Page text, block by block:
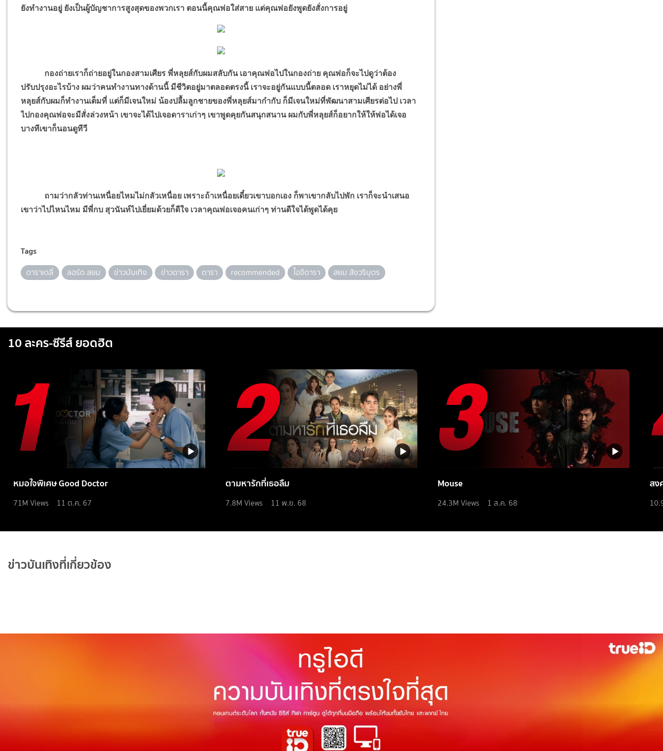
ยังทำงานอยู่ ยังเป็นผู้บัญชาการสูงสุดของพวกเรา ตอนนี้คุณพ่อใส่สาย แต่คุณพ่อยังพูดยังสั่งการอยู่
กองถ่ายเราก็ถ่ายอยู่ในกองสามเศียร พี่หลุยส์กับผมสลับกัน เอาคุณพ่อไปในกองถ่าย คุณพ่อก็จะไปดูว่าต้อง
ปรับปรุงอะไรบ้าง ผมว่าคนทำงานทางด้านนี้ มีชีวิตอยู่มาตลอดตรงนี้ เราจะอยู่กันแบบนี้ตลอด เราหยุดไม่ได้ อย่างพี่
หลุยส์กับผมก็ทำงานเต็มที่ แต่ก็มีเจนใหม่ น้องปลื้มลูกชายของพี่หลุยส์มากำกับ ก็มีเจนใหม่ที่พัฒนาสามเศียรต่อไป เวลา
ไปกองคุณพ่อจะมีสั่งล่วงหน้า เขาจะได้ไปเจอดาราเก่าๆ เขาพูดคุยกันสนุกสนาน ผมกับพี่หลุยส์ก็อยากให้ให้พ่อได้เจอ
บางทีเขาก็นอนดูทีวี
ถามว่ากลัวท่านเหนื่อยไหมไม่กลัวเหนื่อย เพราะถ้าเหนื่อยเดี๋ยวเขาบอกเอง ก็พาเขากลับไปพัก เราก็จะนำเสนอ
เขาว่าไปไหนไหม มีพี่กบ สุวนันท์ไปเยี่ยมด้วยก็ดีใจ เวลาคุณพ่อเจอคนเก่าๆ ท่านดีใจได้พูดได้คุย
Tags
ดาราเดลี่ ลอร์ด สยม ข่าวบันเทิง ข่าวดารา ดารา recommended ไอจีดารา สยม สังวริบุตร
10 ละคร-ซีรีส์ ยอดฮิต
หมอใจพิเศษ Good Doctor
71M Views 11 ต.ค. 67
ตามหารักที่เธอลืม
7.8M Views 11 พ.ย. 68
Mouse
24.3M Views 1 ส.ค. 68
สง
ข่าวบันเทิงที่เกี่ยวข้อง